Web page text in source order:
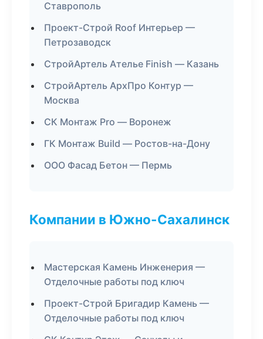
Ставрополь
Проект-Строй Roof Интерьер —
Петрозаводск
СтройАртель Ателье Finish — Казань
СтройАртель АрхПро Контур —
Москва
СК Монтаж Pro — Воронеж
ГК Монтаж Build — Ростов-на-Дону
ООО Фасад Бетон — Пермь
Компании в Южно-Сахалинск
Мастерская Камень Инженерия —
Отделочные работы под ключ
Проект-Строй Бригадир Камень —
Отделочные работы под ключ